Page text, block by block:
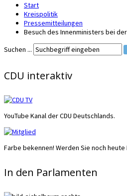
Start
Kreispolitik
Pressemitteilungen
Besuch des Innenministers bei
Suchen ...
CDU interaktiv
YouTube Kanal der CDU Deutschlands.
Farbe bekennen! Werden Sie noch heute
In den Parlamenten